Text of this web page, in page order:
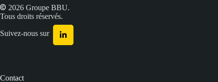
2026 Groupe BBU.
Tous droits réservés.
Suivez-nous sur
Contact